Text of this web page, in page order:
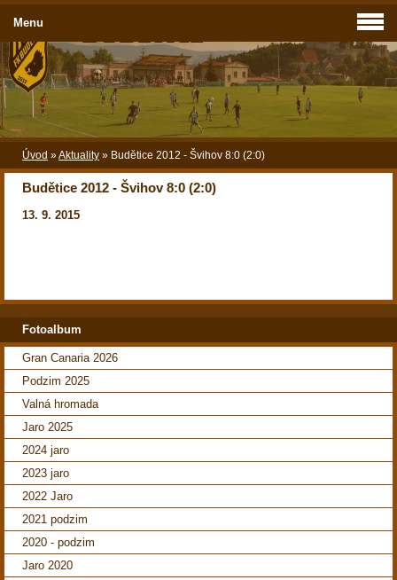
Úvod »Aktuality » Budětice 2012 - Švihov 8:0 (2:0)
Budětice 2012 - Švihov 8:0 (2:0)
13. 9. 2015
Menu
Fotoalbum
Gran Canaria 2026
Podzim 2025
Valná hromada
Jaro 2025
2024 jaro
2023 jaro
2022 Jaro
2021 podzim
2020 - podzim
Jaro 2020